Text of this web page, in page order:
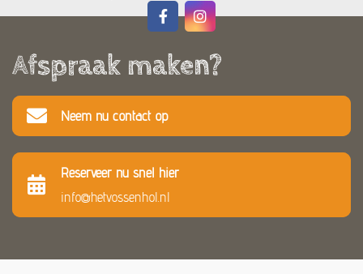
Afspraak maken?
Neem nu contact op
Reserveer nu snel hier
info@hetvossenhol.nl